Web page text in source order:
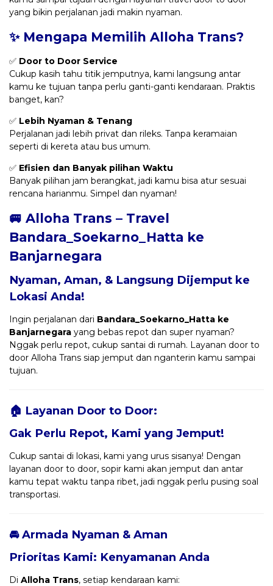
yang bikin perjalanan jadi makin nyaman.
✨ Mengapa Memilih Alloha Trans?
✅ Door to Door Service
Cukup kasih tahu titik jemputnya, kami langsung antar
kamu ke tujuan tanpa perlu ganti-ganti kendaraan. Praktis
banget, kan?
✅ Lebih Nyaman & Tenang
Perjalanan jadi lebih privat dan rileks. Tanpa keramaian
seperti di kereta atau bus umum.
✅ Efisien dan Banyak pilihan Waktu
Banyak pilihan jam berangkat, jadi kamu bisa atur sesuai
rencana harianmu. Simpel dan nyaman!
🚐 Alloha Trans – Travel
Bandara_Soekarno_Hatta ke
Banjarnegara
Nyaman, Aman, & Langsung Dijemput ke
Lokasi Anda!
Ingin perjalanan dari Bandara_Soekarno_Hatta ke
Banjarnegara yang bebas repot dan super nyaman?
Nggak perlu repot, cukup santai di rumah. Layanan door to
door Alloha Trans siap jemput dan nganterin kamu sampai
tujuan.
🏠 Layanan Door to Door:
Gak Perlu Repot, Kami yang Jemput!
Cukup santai di lokasi, kami yang urus sisanya! Dengan
layanan door to door, sopir kami akan jemput dan antar
kamu tepat waktu tanpa ribet, jadi nggak perlu pusing soal
transportasi.
🚘 Armada Nyaman & Aman
Prioritas Kami: Kenyamanan Anda
Di Alloha Trans, setiap kendaraan kami: